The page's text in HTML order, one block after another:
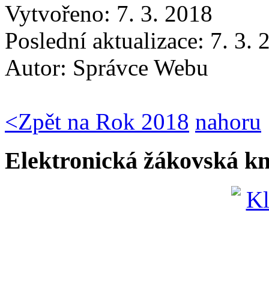
Vytvořeno: 7. 3. 2018
Poslední aktualizace: 7. 3.
Autor: Správce Webu
<Zpět na Rok 2018 nahoru
Elektronická žákovská